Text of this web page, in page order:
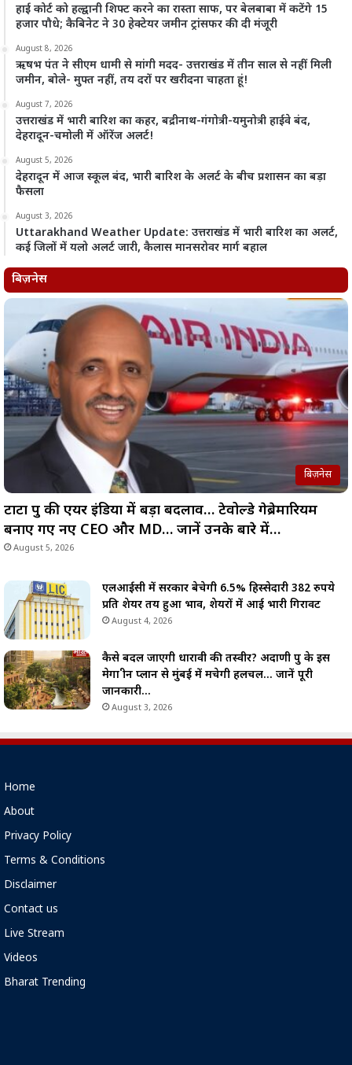
हाई कोर्ट को हल्द्वानी शिफ्ट करने का रास्ता साफ, पर बेलबाबा में कटेंगे 15
हजार पौधे; कैबिनेट ने 30 हेक्टेयर जमीन ट्रांसफर की दी मंजूरी
August 8, 2026
ऋषभ पंत ने सीएम धामी से मांगी मदद- उत्तराखंड में तीन साल से नहीं मिली
जमीन, बोले- मुफ्त नहीं, तय दरों पर खरीदना चाहता हूं!
August 7, 2026
उत्तराखंड में भारी बारिश का कहर, बद्रीनाथ-गंगोत्री-यमुनोत्री हाईवे बंद,
देहरादून-चमोली में ऑरेंज अलर्ट!
August 5, 2026
देहरादून में आज स्कूल बंद, भारी बारिश के अलर्ट के बीच प्रशासन का बड़ा
फैसला
August 3, 2026
Uttarakhand Weather Update: उत्तराखंड में भारी बारिश का अलर्ट,
कई जिलों में यलो अलर्ट जारी, कैलास मानसरोवर मार्ग बहाल
बिज़नेस
बिज़नेस
टाटा ग्रुप की एयर इंडिया में बड़ा बदलाव… टेवोल्डे गेब्रेमारियम
बनाए गए नए CEO और MD… जानें उनके बारे में…
August 5, 2026
एलआईसी में सरकार बेचेगी 6.5% हिस्सेदारी 382 रुपये
प्रति शेयर तय हुआ भाव, शेयरों में आई भारी गिरावट
August 4, 2026
कैसे बदल जाएगी धारावी की तस्वीर? अदाणी ग्रुप के इस
मेगा ग्रीन प्लान से मुंबई में मचेगी हलचल… जानें पूरी
जानकारी…
August 3, 2026
Home
About
Privacy Policy
Terms & Conditions
Disclaimer
Contact us
Live Stream
Videos
Bharat Trending